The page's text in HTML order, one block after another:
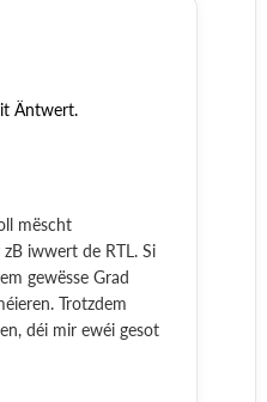
Äntwert.
mëscht
zB iwwert de RTL. Si
gewësse Grad
Trotzdem
déi mir ewéi gesot